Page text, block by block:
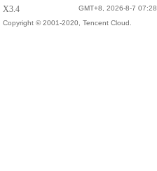
GMT+8, 2026-8-7 07:28
X3.4
Copyright © 2001-2020, Tencent Cloud.